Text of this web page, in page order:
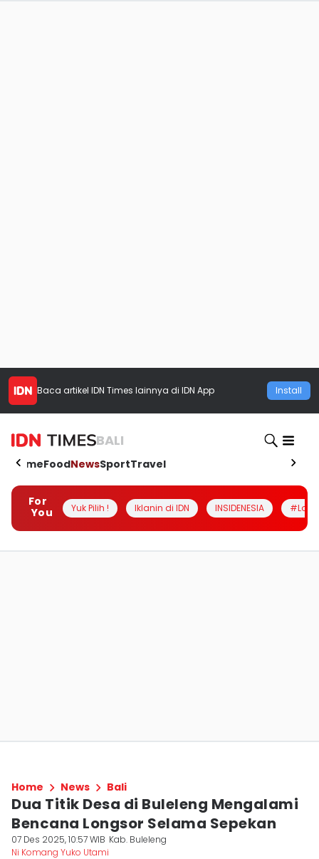
Baca artikel IDN Times lainnya di IDN App Install
BALI
HomeFoodNewsSportTravel
For
You
Yuk Pilih ! Iklanin di IDN INSIDENESIA
Home News Bali
Dua Titik Desa di Buleleng Mengalami
Bencana Longsor Selama Sepekan
07 Des 2025, 10:57 WIB Kab. Buleleng
Ni Komang Yuko Utami